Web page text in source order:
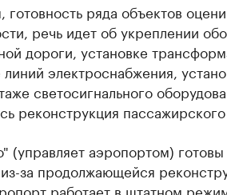
ряда объектов
речь идет об укреплении
дороги, установке
электроснабжения,
светосигнального
реконструкция
(управляет аэропортом)
за продолжающейся
работает в штатном